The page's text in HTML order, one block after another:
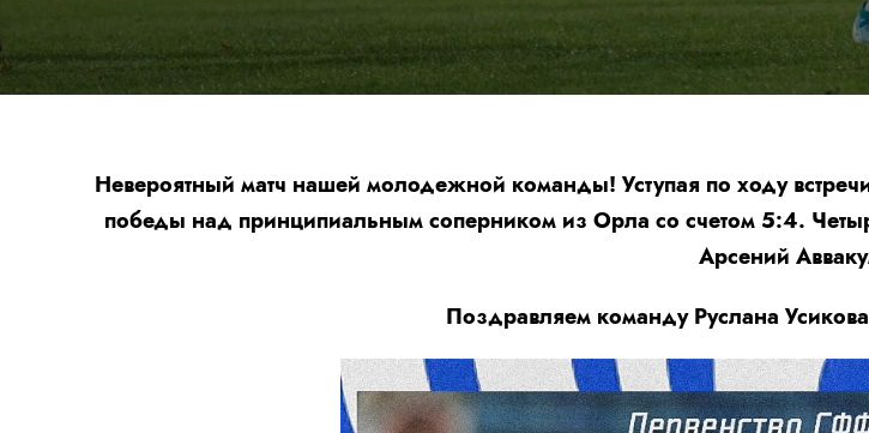
Невероятный матч нашей молодежной команды! Уступая по ходу
победы над принципиальным соперником из Орла со счетом 5:4.
Арсений
Поздравляем команду Руслана